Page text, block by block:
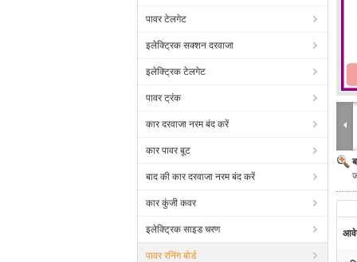
पावर टेलगेट
इलेक्ट्रिक सक्शन दरवाजा
इलेक्ट्रिक टेलगेट
पावर ट्रंक
कार दरवाजा नरम बंद करें
कार पावर बूट
बाद की कार दरवाजा नरम बंद करें
कार कुंजी कवर
इलेक्ट्रिक साइड चरण
पावर रनिंग बोर्ड